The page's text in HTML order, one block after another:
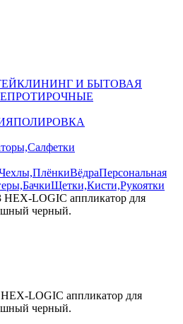
КЛИНИНГ И БЫТОВАЯ
ПРОТИРОЧНЫЕ
ПОЛИРОВКА
ВёдраПерсональная
Щетки,Кисти,Рукоятки
HEX-LOGIC аппликатор для
черный.
LOGIC аппликатор для
черный.